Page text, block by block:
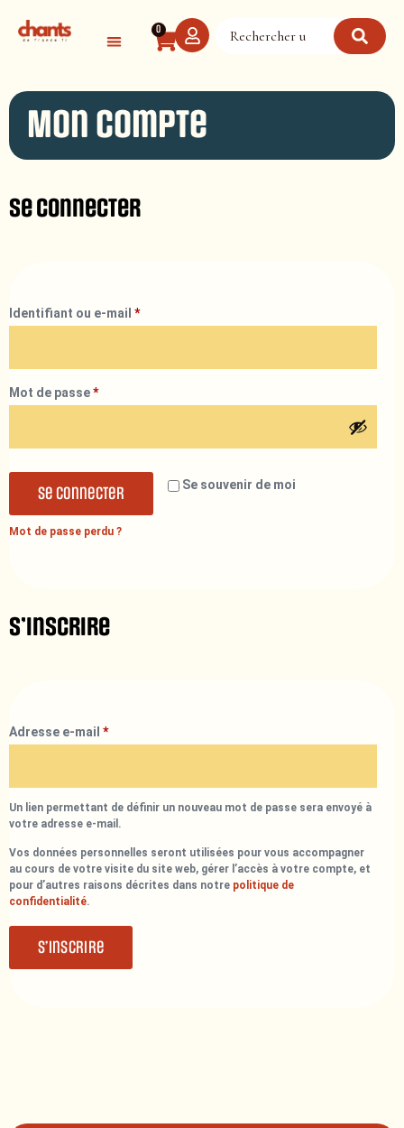
0
Mon compte
Se connecter
Identifiant ou e-mail *
Mot de passe*
Se souvenir de moi
Se connecter
Mot de passe perdu ?
S’inscrire
Adresse e-mail *
Un lien permettant de définir un nouveau mot de passe sera envoyé à
votre adresse e-mail.
Vos données personnelles seront utilisées pour vous accompagner
au cours de votre visite du site web, gérer l’accès à votre compte, et
pour d’autres raisons décrites dans notre politique de
confidentialité.
S’inscrire